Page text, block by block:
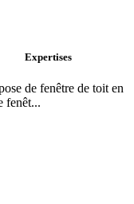
Expertises
de fenêtre de toit en
fenêt...